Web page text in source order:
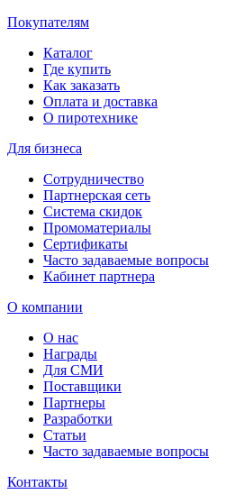
Покупателям
Каталог
Где купить
Как заказать
Оплата и доставка
О пиротехнике
Для бизнеса
Сотрудничество
Партнерская сеть
Система скидок
Промоматериалы
Сертификаты
Часто задаваемые вопросы
Кабинет партнера
О компании
О нас
Награды
Для СМИ
Поставщики
Партнеры
Разработки
Статьи
Часто задаваемые вопросы
Контакты